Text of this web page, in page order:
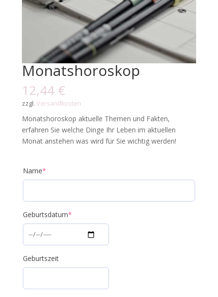
Monatshoroskop
12,44 €
zzgl. Versandkosten
Monatshoroskop aktuelle Themen und Fakten,
erfahren Sie welche Dinge Ihr Leben im aktuellen
Monat anstehen was wird für Sie wichtig werden!
Name*
Geburtsdatum*
Geburtszeit